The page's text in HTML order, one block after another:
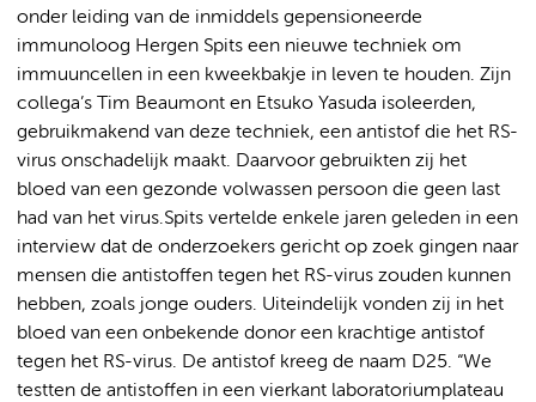
onder leiding van de inmiddels gepensioneerde
immunoloog Hergen Spits een nieuwe techniek om
immuuncellen in een kweekbakje in leven te houden. Zijn
collega’s Tim Beaumont en Etsuko Yasuda isoleerden,
gebruikmakend van deze techniek, een antistof die het RS-
virus onschadelijk maakt. Daarvoor gebruikten zij het
bloed van een gezonde volwassen persoon die geen last
had van het virus.Spits vertelde enkele jaren geleden in een
interview dat de onderzoekers gericht op zoek gingen naar
mensen die antistoffen tegen het RS-virus zouden kunnen
hebben, zoals jonge ouders. Uiteindelijk vonden zij in het
bloed van een onbekende donor een krachtige antistof
tegen het RS-virus. De antistof kreeg de naam D25. “We
testten de antistoffen in een vierkant laboratoriumplateau